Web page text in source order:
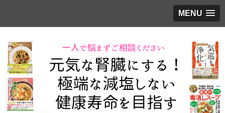
MENU